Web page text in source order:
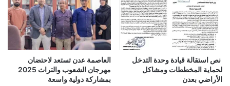
نص استقالة قيادة وحدة التدخل
لحماية المخططات ومشاكل
الأراضي بعدن
العاصمة عدن تستعد لاحتضان
مهرجان الشعوب والتراث 2025
بمشاركة دولية واسعة